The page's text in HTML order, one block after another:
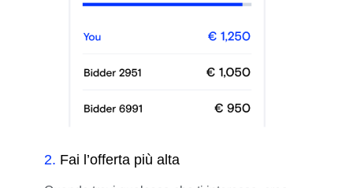
2. Fai l’offerta più alta